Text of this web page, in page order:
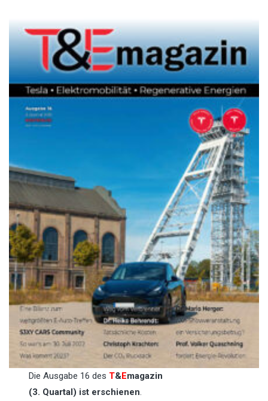
Die Ausgabe 16 des T&Emagazin
(3. Quartal) ist erschienen.